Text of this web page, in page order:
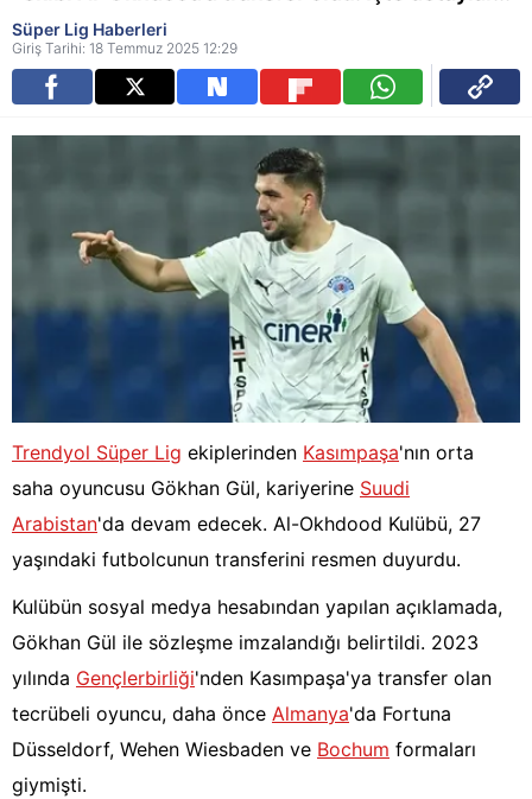
Süper Lig Haberleri
Giriş Tarihi: 18 Temmuz 2025 12:29
Trendyol Süper Lig ekiplerinden Kasımpaşa'nın orta
saha oyuncusu Gökhan Gül, kariyerine Suudi
Arabistan'da devam edecek. Al-Okhdood Kulübü, 27
yaşındaki futbolcunun transferini resmen duyurdu.
Kulübün sosyal medya hesabından yapılan açıklamada,
Gökhan Gül ile sözleşme imzalandığı belirtildi. 2023
yılında Gençlerbirliği'nden Kasımpaşa'ya transfer olan
tecrübeli oyuncu, daha önce Almanya'da Fortuna
Düsseldorf, Wehen Wiesbaden ve Bochum formaları
giymişti.